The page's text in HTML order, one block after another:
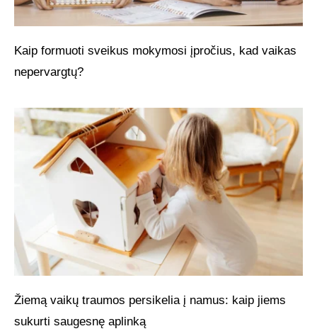
Kaip formuoti sveikus mokymosi įpročius, kad vaikas
nepervargtų?
Žiemą vaikų traumos persikelia į namus: kaip jiems
sukurti saugesnę aplinką